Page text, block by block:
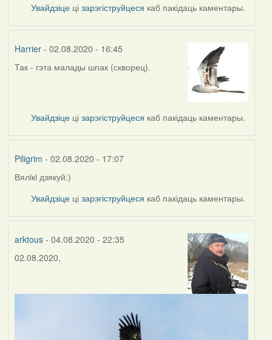
Увайдзіце цізарэгіструйцеся каб пакідаць каментары.
Harrier- 02.08.2020 - 16:45
In
Piligrim
Так - гэта малады шпак (скворец).
Увайдзіце цізарэгіструйцеся каб пакідаць каментары.
Piligrim - 02.08.2020 - 17:07
In
reply
by
Вялiкi дзякуй:)
Увайдзіце цізарэгіструйцеся каб пакідаць каментары.
arktous- 04.08.2020 - 22:35
02.08.2020,